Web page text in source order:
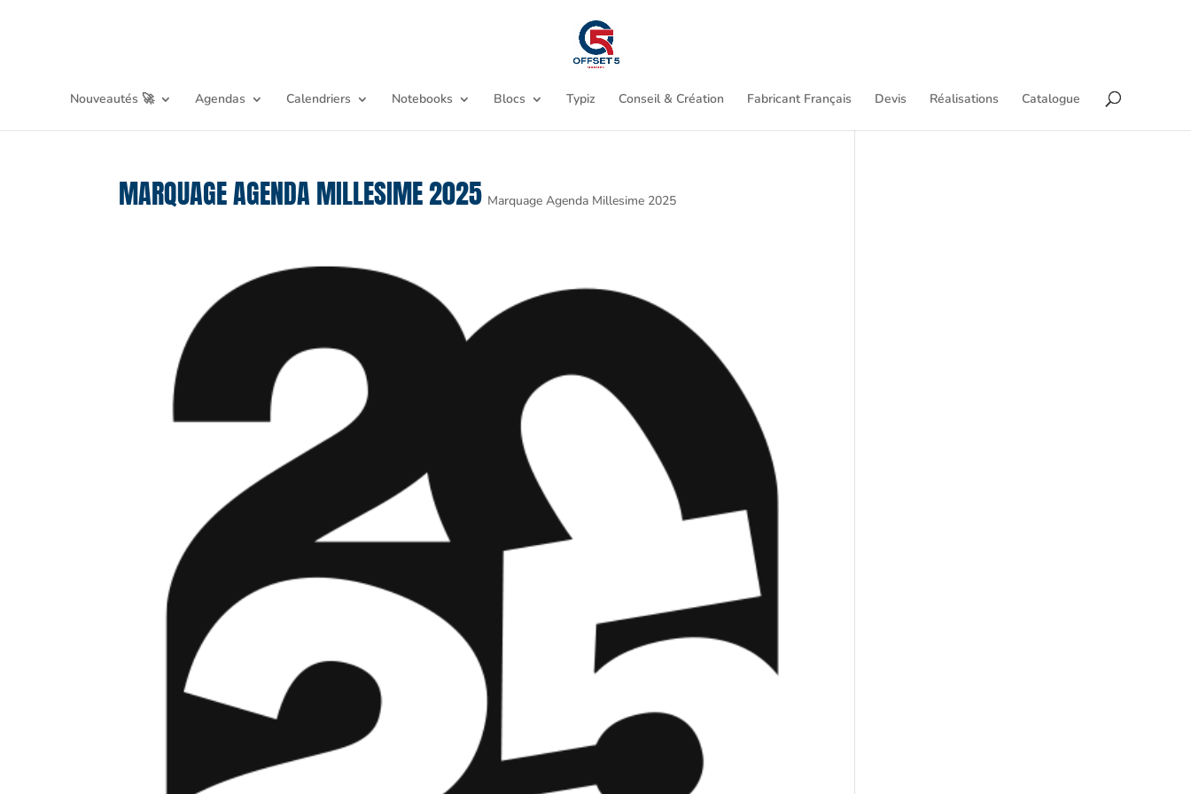
Nouveautés 🚀 Agendas Calendriers Notebooks Blocs Typiz Conseil & Création Fabricant Français Devis Réalisations Catalogue
MARQUAGE AGENDA MILLESIME 2025 Marquage Agenda Millesime 2025